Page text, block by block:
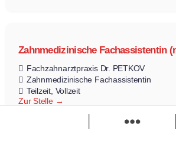
Zahnmedizinische Fachassistentin
Fachzahnarztpraxis Dr. PETKOV
Zahnmedizinische Fachassistentin
Teilzeit Vollzeit
Zur Stelle